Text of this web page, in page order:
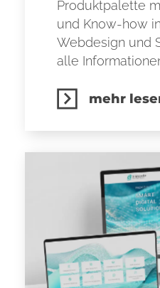
Produktpalette
und Know-how
Webdesign und
alle
mehr